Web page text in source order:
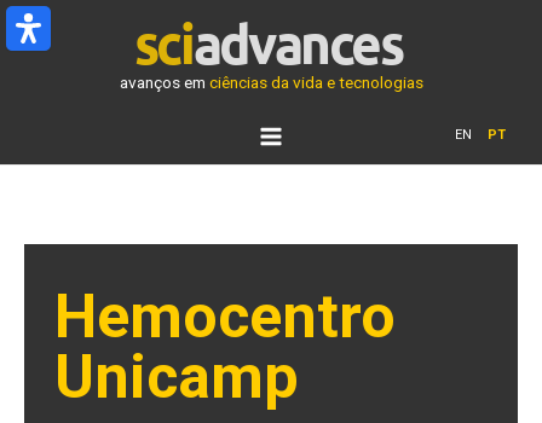
Ir
para
avanços em ciências da vida e tecnologias
EN PT
Hemocentro
Unicamp